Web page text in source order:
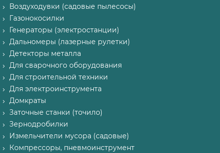
Воздуходувки (садовые пылесосы)
Газонокосилки
Генераторы (электростанции)
Дальномеры (лазерные рулетки)
Детекторы металла
Для сварочного оборудования
Для строительной техники
Для электроинструмента
Домкраты
Заточные станки (точило)
Зернодробилки
Измельчители мусора (садовые)
Компрессоры, пневмоинструмент